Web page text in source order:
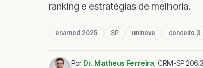
ranking e estratégias de melhoria.
enamed 2025 SP uninove conceito 3
Por Dr. Matheus Ferreira, CRM-SP